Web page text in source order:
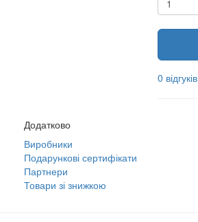
0 відгуків
Додатково
Виробники
Подарункові сертифікати
Партнери
Товари зі знижкою